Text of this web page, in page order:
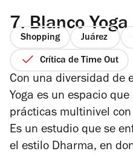
7. Blanco Yoga
Shopping Juárez
Crítica de Time Out
Con una diversidad de
Yoga es un espacio que
prácticas multinivel
Es un estudio que se
el estilo Dharma, en